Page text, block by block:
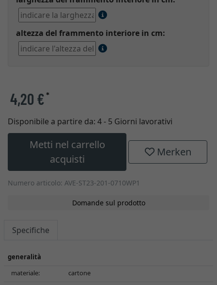
altezza del frammento interiore in cm:
4,20 €*
Disponibile a partire da: 4 - 5 Giorni lavorativi
Metti nel carrello
acquisti
Merken
Numero articolo: AVE-ST23-201-0710WP1
Domande sul prodotto
Specifiche
generalità
materiale:
cartone